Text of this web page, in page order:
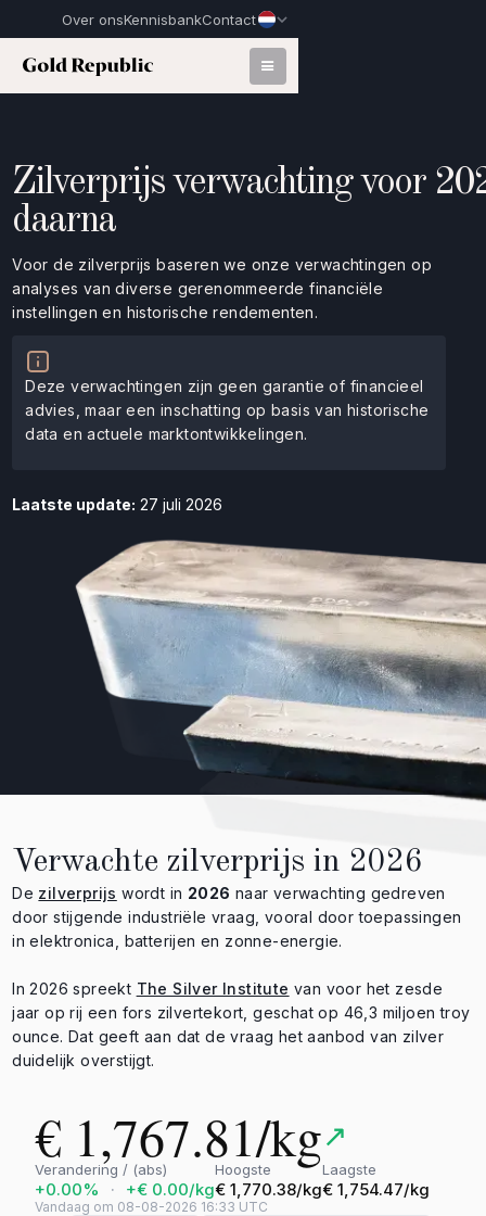
Over onsKennisbankContact
Zilverprijs verwachting voor
daarna
Voor de zilverprijs baseren we onze verwachtingen op
analyses van diverse gerenommeerde financiële
instellingen en historische rendementen.
Deze verwachtingen zijn geen garantie of financieel
advies, maar een inschatting op basis van historische
data en actuele marktontwikkelingen.
Laatste update: 27 juli 2026
Verwachte zilverprijs in 2026
De zilverprijs wordt in 2026 naar verwachting gedreven
door stijgende industriële vraag, vooral door toepassingen
in elektronica, batterijen en zonne-energie.
In 2026 spreekt The Silver Institute van voor het zesde
jaar op rij een fors zilvertekort, geschat op 46,3 miljoen troy
ounce. Dat geeft aan dat de vraag het aanbod van zilver
duidelijk overstijgt.
€ 1,767.81/kg↗
Verandering / (abs)
+0.00% · +€ 0.00/kg
Hoogste
€ 1,770.38/kg
Laagste
€ 1,754.47/kg
Vandaag om 08-08-2026 16:33 UTC